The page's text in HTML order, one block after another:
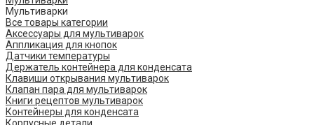
Мультиварки
Все товары категории
Аксессуары для мультиварок
Аппликация для кнопок
Датчики температуры
Держатель контейнера для конденсата
Клавиши открывания мультиварок
Клапан пара для мультиварок
Книги рецептов мультиварок
Контейнеры для конденсата